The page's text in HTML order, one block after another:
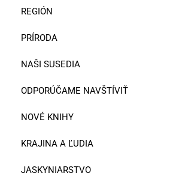
REGIÓN
PRÍRODA
NAŠI SUSEDIA
ODPORÚČAME NAVŠTÍVIŤ
NOVÉ KNIHY
KRAJINA A ĽUDIA
JASKYNIARSTVO